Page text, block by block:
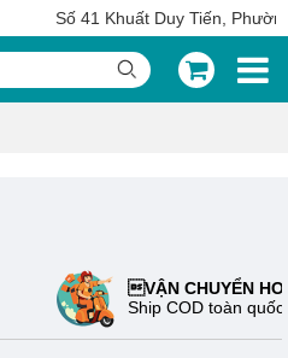
Số 41 Khuất Duy Tiến,
VẬN CHUYỂN
Ship COD toàn quốc